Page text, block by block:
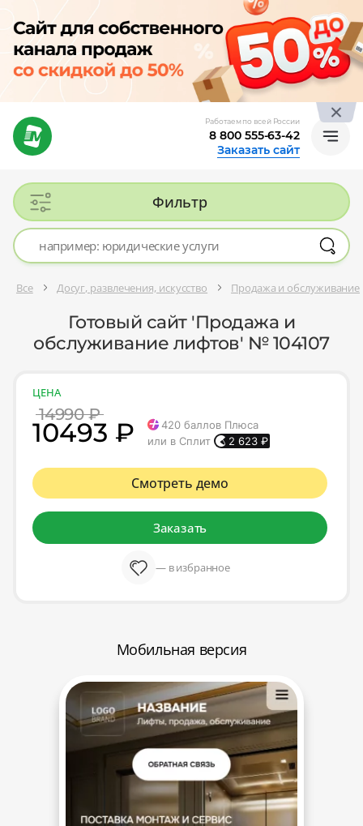
Работаем по всей России
8 800 555-63-42
Заказать сайт
Фильтр
Все Досуг, развлечения, искусство Продажа и обслуживание
Готовый сайт 'Продажа и
обслуживание лифтов' № 104107
ЦЕНА
14990 ₽
10493 ₽ 420 баллов Плюса
или в Сплит
2 623 ₽
Смотреть демо
Заказать
— в избранное
Мобильная версия